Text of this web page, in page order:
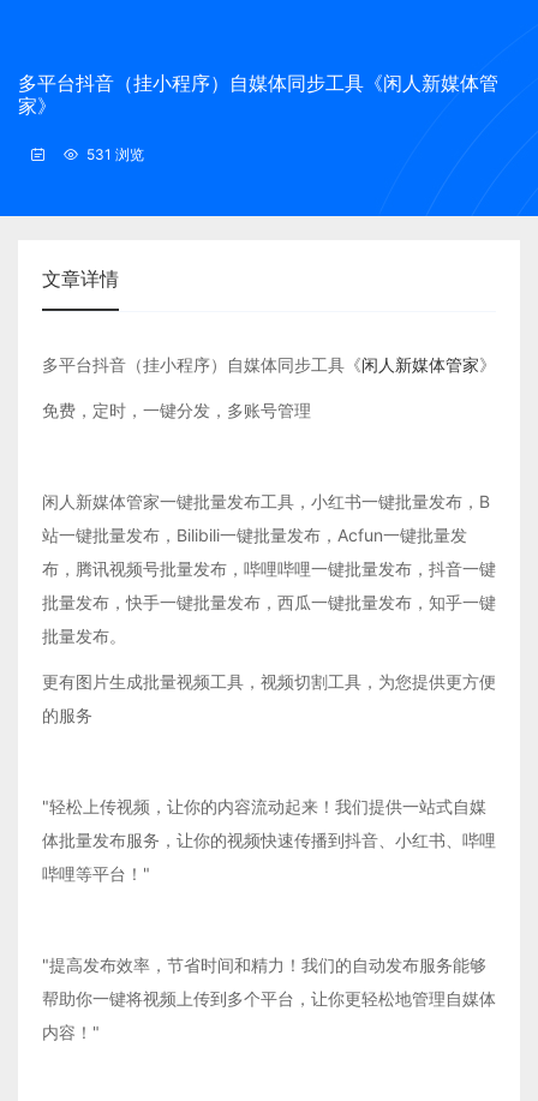
多平台抖音（挂小程序）自媒体同步工具《闲人新媒体管
家》
531 浏览
文章详情
多平台抖音（挂小程序）自媒体同步工具《闲人新媒体管家》
免费，定时，一键分发，多账号管理
闲人新媒体管家一键批量发布工具，小红书一键批量发布，B
站一键批量发布，Bilibili一键批量发布，Acfun一键批量发
布，腾讯视频号批量发布，哔哩哔哩一键批量发布，抖音一键
批量发布，快手一键批量发布，西瓜一键批量发布，知乎一键
批量发布。
更有图片生成批量视频工具，视频切割工具，为您提供更方便
的服务
"轻松上传视频，让你的内容流动起来！我们提供一站式自媒
体批量发布服务，让你的视频快速传播到抖音、小红书、哔哩
哔哩等平台！"
"提高发布效率，节省时间和精力！我们的自动发布服务能够
帮助你一键将视频上传到多个平台，让你更轻松地管理自媒体
内容！"